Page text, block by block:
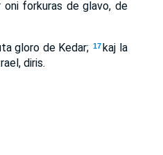
oni forkuras de glavo, de
gloro de Kedar; 17kaj la
diris.